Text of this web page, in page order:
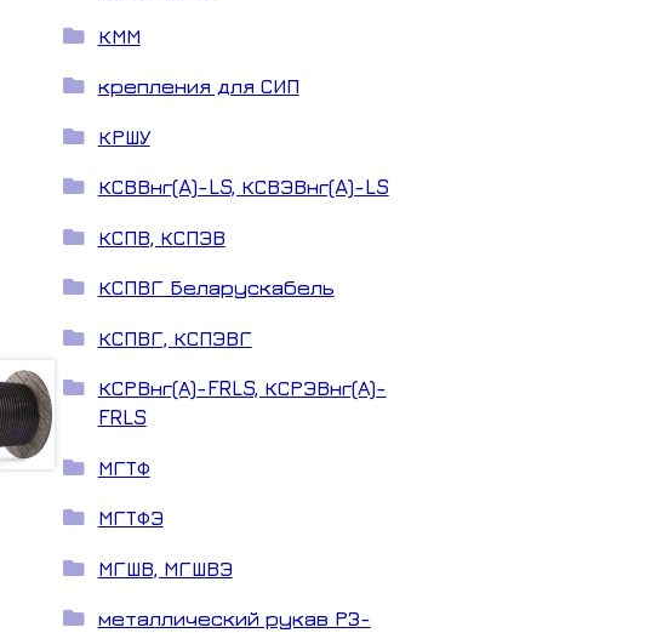
КММ
крепления для СИП
КРШУ
КСВВнг(A)-LS, КСВЭВнг(A)-LS
КСПВ, КСПЭВ
КСПВГ Беларускабель
КСПВГ, КСПЭВГ
КСРВнг(А)-FRLS, КСРЭВнг(А)-
FRLS
МГТФ
МГТФЭ
МГШВ, МГШВЭ
металлический рукав РЗ-